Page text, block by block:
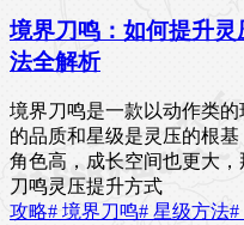
境界刀鸣：如何提升
法全解析
境界刀鸣是一款以动作类
的品质和星级是灵压的根
角色高，成长空间也更大
刀鸣灵压提升方式
攻略# 境界刀鸣# 星级方法#